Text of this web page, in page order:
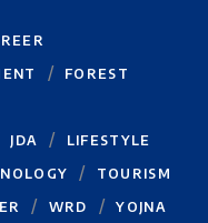
FOREST
JDA
LIFESTYLE
TOURISM
WRD
YOJNA